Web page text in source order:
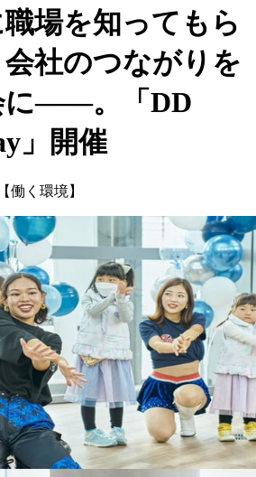
場を知ってもら
社のつながりを
に――。「DD
」開催
働く環境】